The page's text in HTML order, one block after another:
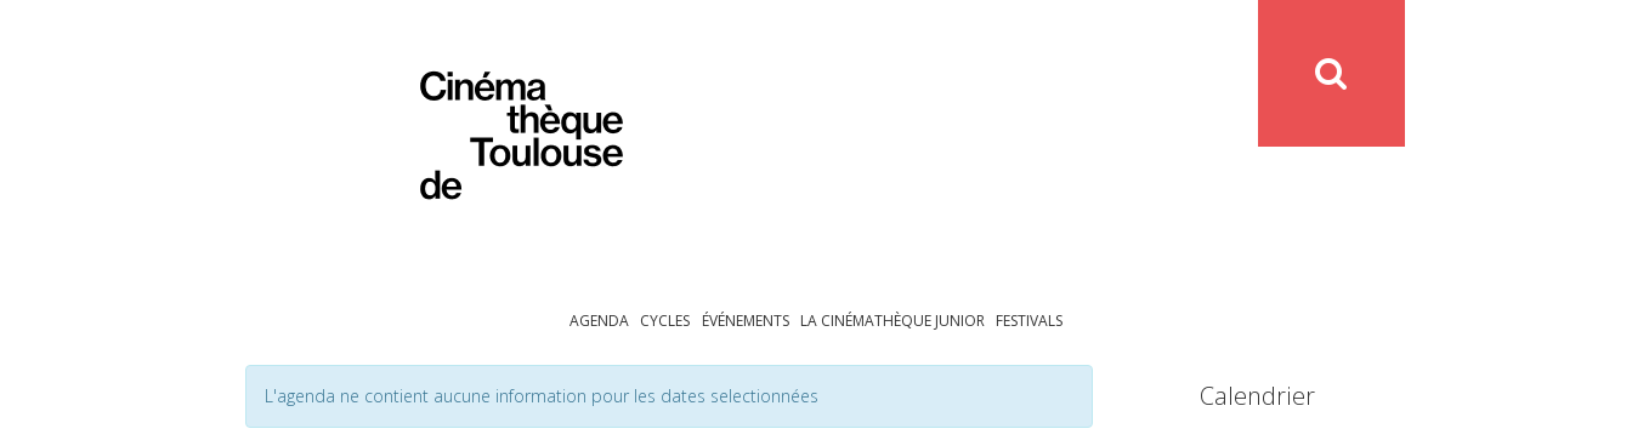
AGENDA CYCLES ÉVÉNEMENTS LA CINÉMATHÈQUE JUNIOR FESTIVALS
L'agenda ne contient aucune information pour les dates selectionnées Calendrier